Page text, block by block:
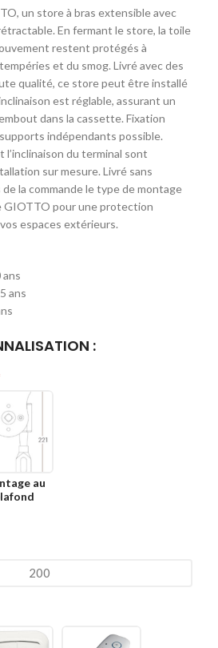
un store à bras extensible avec
En fermant le store, la toile
restent protégés à
et du smog. Livré avec des
qualité, ce store peut être installé
est réglable, assurant un
dans la cassette. Fixation
indépendants possible.
l’inclinaison du terminal sont
sur mesure. Livré sans
la commande le type de montage
GIOTTO pour une protection
espaces extérieurs.
ans
:
au